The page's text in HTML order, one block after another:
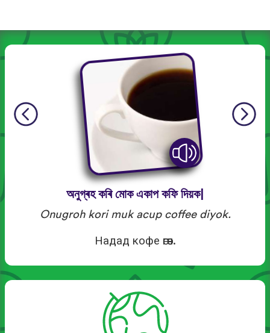
অনুগ্ৰহ কৰি মোক একাপ কফি দিয়ক|
Onugroh kori muk acup coffee diyok.
Надад кофе өгөөч.